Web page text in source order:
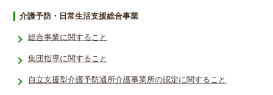
介護予防・日常生活支援総合事業
総合事業に関すること
集団指導に関すること
自立支援型介護予防通所介護事業所の認定に関すること